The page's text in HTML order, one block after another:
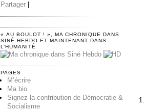
Partager
« AU BOULOT ! », MA CHRONIQUE DANS
SINÉ HEBDO ET MAINTENANT DANS
L’HUMANITÉ
PAGES
M’écrire
Ma bio
Signez la contribution de Démocratie &
Socialisme